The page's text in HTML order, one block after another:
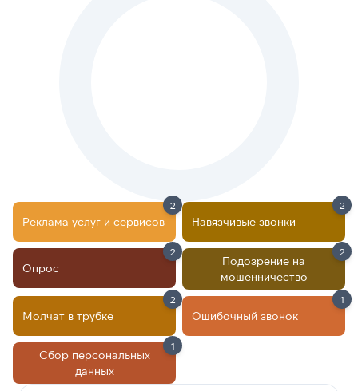
Реклама услуг и сервисов
2
Навязчивые звонки
2
Опрос
2
Подозрение на
мошенничество
2
Молчат в трубке
2
Ошибочный звонок
1
Сбор персональных
данных
1